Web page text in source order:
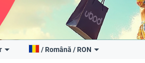
/ Română / RON